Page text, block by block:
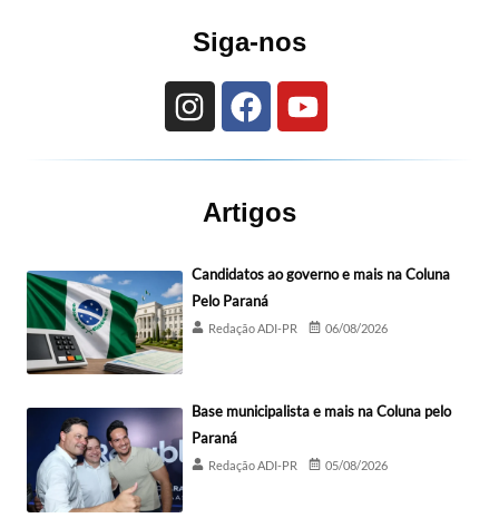
Siga-nos
Artigos
Candidatos ao governo e mais na Coluna
Pelo Paraná
Redação ADI-PR 06/08/2026
Base municipalista e mais na Coluna pelo
Paraná
Redação ADI-PR 05/08/2026